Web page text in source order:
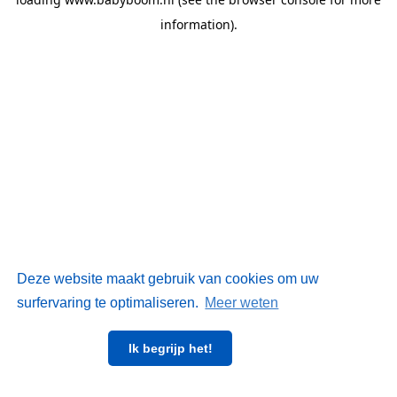
Deze website maakt gebruik van cookies om uw
surfervaring te optimaliseren. Meer weten
Ik begrijp het!
information).